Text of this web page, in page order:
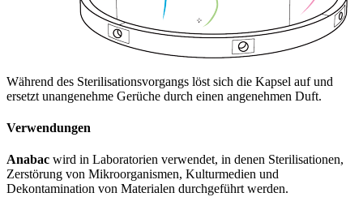
Während des Sterilisationsvorgangs löst sich die Kapsel auf und
ersetzt unangenehme Gerüche durch einen angenehmen Duft.
Verwendungen
Anabac wird in Laboratorien verwendet, in denen Sterilisationen,
Zerstörung von Mikroorganismen, Kulturmedien und
Dekontamination von Materialen durchgeführt werden.